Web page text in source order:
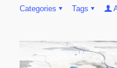
Categories Tags